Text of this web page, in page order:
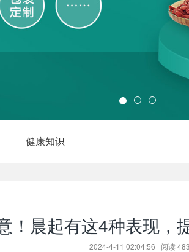
健康知识
！晨起有这4种表现，
2024-4-11 02:04:56 阅读483